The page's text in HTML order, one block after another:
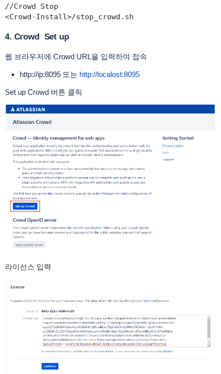
//Crowd Stop
<Crowd-Install>/stop_crowd.sh
4. Crowd Set up
웹 브라우저에 Crowd URL을 입력하여 접속
http://ip:8095또는 http://localost:8095
Set up Crowd 버튼 클릭
라이선스 입력